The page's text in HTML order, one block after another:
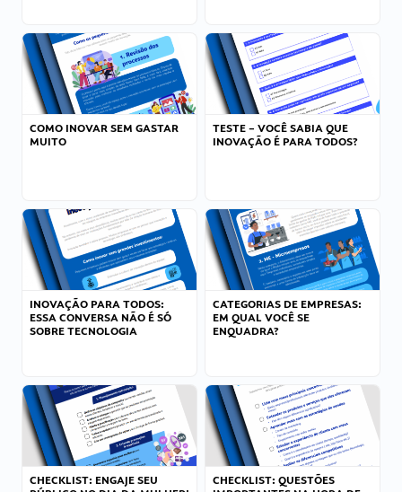
COMO INOVAR SEM GASTAR
MUITO
TESTE – VOCÊ SABIA QUE
INOVAÇÃO É PARA TODOS?
INOVAÇÃO PARA TODOS:
ESSA CONVERSA NÃO É SÓ
SOBRE TECNOLOGIA
CATEGORIAS DE EMPRESAS:
EM QUAL VOCÊ SE
ENQUADRA?
CHECKLIST: ENGAJE SEU
CHECKLIST: QUESTÕES